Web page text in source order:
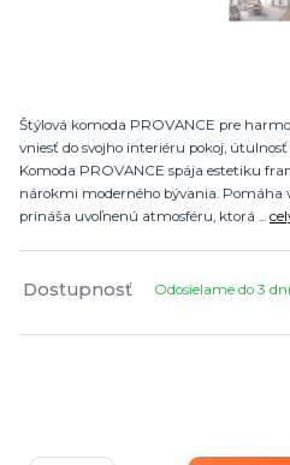
Štýlová komoda PROVANCE pre
vniesť do svojho interiéru pokoj,
Komoda PROVANCE spája estetiku
nárokmi moderného bývania. Pomáha
prináša uvoľnenú atmosféru, ktorá ...
Dostupnosť Odosielame do 3 dní